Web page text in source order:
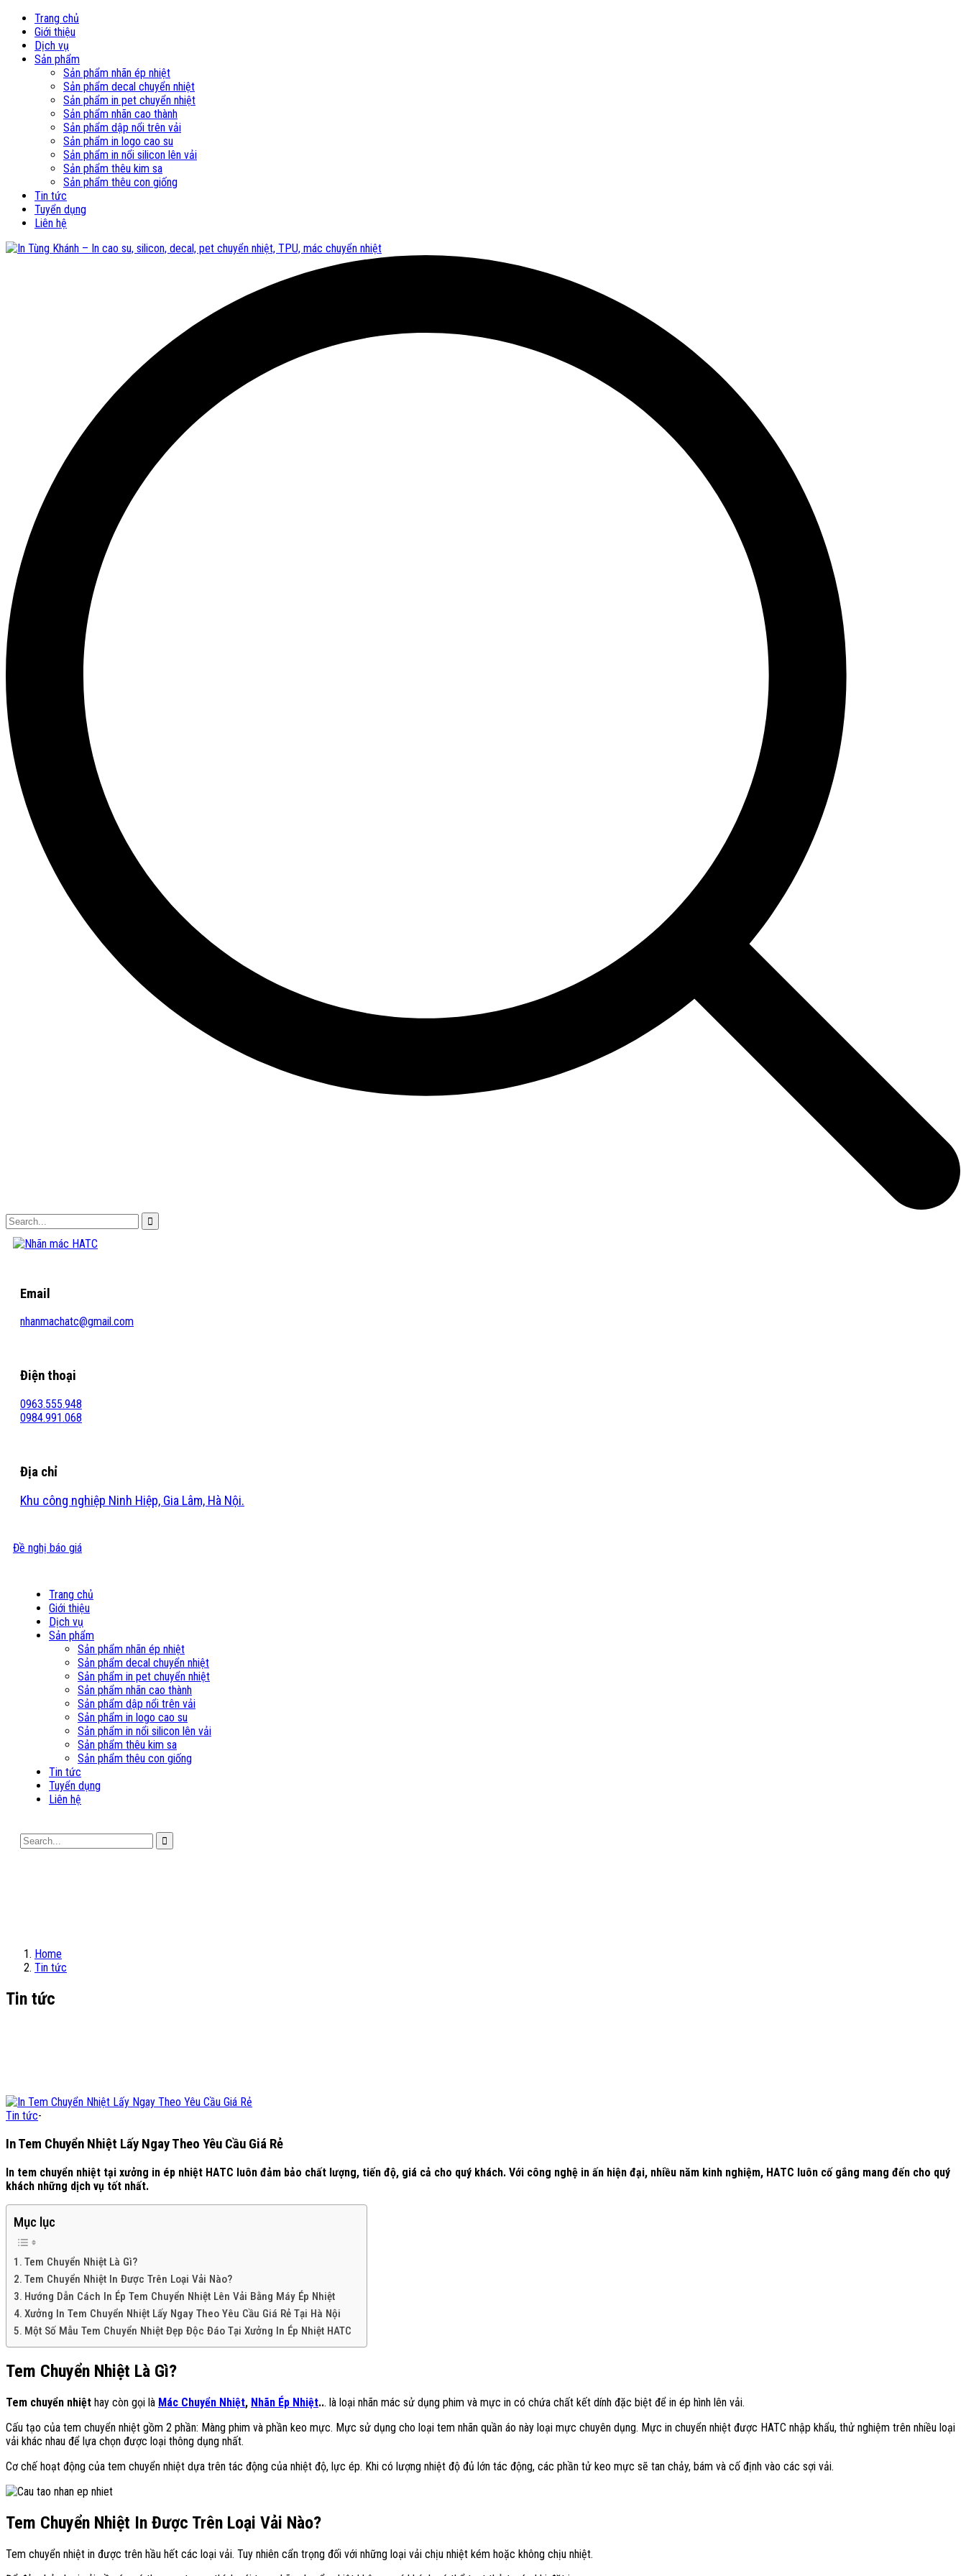
Trang chủ
Giới thiệu
Dịch vụ
Sản phẩm
Sản phẩm nhãn ép nhiệt
Sản phẩm decal chuyển nhiệt
Sản phẩm in pet chuyển nhiệt
Sản phẩm nhãn cao thành
Sản phẩm dập nổi trên vải
Sản phẩm in logo cao su
Sản phẩm in nổi silicon lên vải
Sản phẩm thêu kim sa
Sản phẩm thêu con giống
Tin tức
Tuyển dụng
Liên hệ
Email
nhanmachatc@gmail.com
Điện thoại
0963.555.948
0984.991.068
Địa chỉ
Khu công nghiệp Ninh Hiệp, Gia Lâm, Hà Nội.
Đề nghị báo giá
Trang chủ
Giới thiệu
Dịch vụ
Sản phẩm
Sản phẩm nhãn ép nhiệt
Sản phẩm decal chuyển nhiệt
Sản phẩm in pet chuyển nhiệt
Sản phẩm nhãn cao thành
Sản phẩm dập nổi trên vải
Sản phẩm in logo cao su
Sản phẩm in nổi silicon lên vải
Sản phẩm thêu kim sa
Sản phẩm thêu con giống
Tin tức
Tuyển dụng
Liên hệ
Home
Tin tức
Tin tức
Tin tức-
In Tem Chuyển Nhiệt Lấy Ngay Theo Yêu Cầu Giá Rẻ
In tem chuyển nhiệt tại xưởng in ép nhiệt HATC luôn đảm bảo chất lượng, tiến độ, giá cả cho quý khách. Với công nghệ in ấn hiện đại, nhiều năm kinh nghiệm, HATC luôn cố gắng mang đến cho quý
khách những dịch vụ tốt nhất.
Mục lục
Tem Chuyển Nhiệt Là Gì?
Tem Chuyển Nhiệt In Được Trên Loại Vải Nào?
Hướng Dẫn Cách In Ép Tem Chuyển Nhiệt Lên Vải Bằng Máy Ép Nhiệt
Xưởng In Tem Chuyển Nhiệt Lấy Ngay Theo Yêu Cầu Giá Rẻ Tại Hà Nội
Một Số Mẫu Tem Chuyển Nhiệt Đẹp Độc Đáo Tại Xưởng In Ép Nhiệt HATC
Tem Chuyển Nhiệt Là Gì?
Tem chuyển nhiệt hay còn gọi là Mác Chuyển Nhiệt, Nhãn Ép Nhiệt... là loại nhãn mác sử dụng phim và mực in có chứa chất kết dính đặc biệt để in ép hình lên vải.
Cấu tạo của tem chuyển nhiệt gồm 2 phần: Màng phim và phần keo mực. Mực sử dụng cho loại tem nhãn quần áo này loại mực chuyên dụng. Mực in chuyển nhiệt được HATC nhập khẩu, thử nghiệm trên nhiều loại
vải khác nhau để lựa chọn được loại thông dụng nhất.
Cơ chế hoạt động của tem chuyển nhiệt dựa trên tác động của nhiệt độ, lực ép. Khi có lượng nhiệt độ đủ lớn tác động, các phần tử keo mực sẽ tan chảy, bám và cố định vào các sợi vải.
Tem Chuyển Nhiệt In Được Trên Loại Vải Nào?
Tem chuyển nhiệt in được trên hầu hết các loại vải. Tuy nhiên cẩn trọng đối với những loại vải chịu nhiệt kém hoặc không chịu nhiệt.